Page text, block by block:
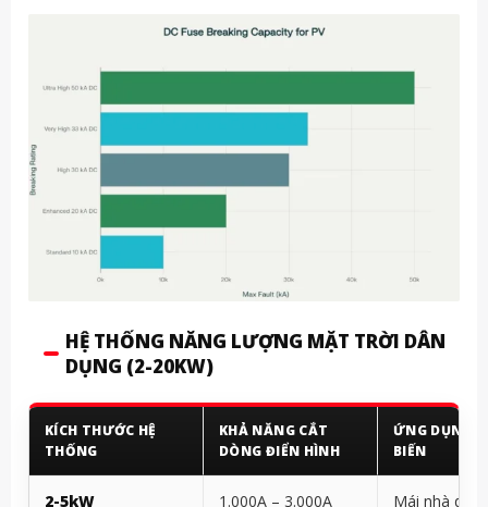
HỆ THỐNG NĂNG LƯỢNG MẶT TRỜI DÂN
DỤNG (2-20KW)
KÍCH THƯỚC HỆ
THỐNG
KHẢ NĂNG CẮT
DÒNG ĐIỂN HÌNH
ỨNG DỤNG
BIẾN
2-5kW 1.000A – 3.000A Mái nhà dân